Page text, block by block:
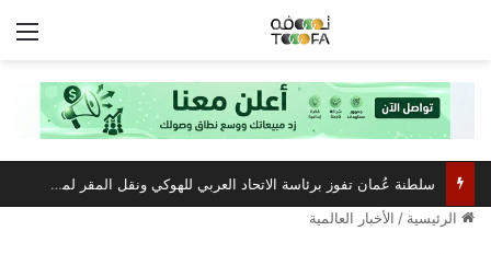
سلطنة عُمان تفوز برئاسة الاتحاد العربي للهوكي ونقل المقر لمسقط
الرئيسية / الأخبار العالمية